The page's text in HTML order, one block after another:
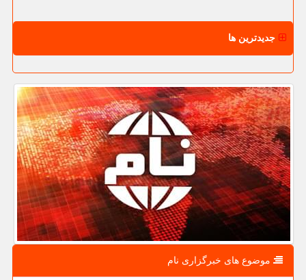
جدیدترین ها
موضوع های خبرگزاری نام